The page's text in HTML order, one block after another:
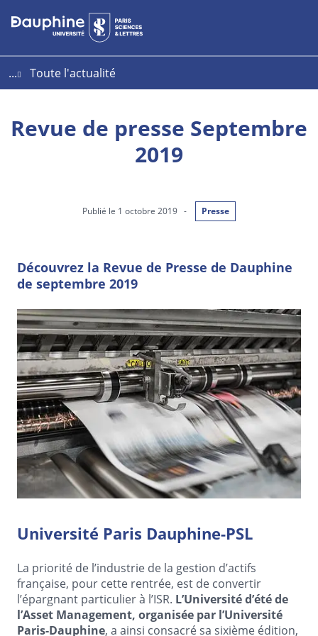
Aller
au
Aller
au
Plan
du
...
Toute l'actualité
Revue de presse Septembre
2019
Publié le 1 octobre 2019 - Presse
Découvrez la Revue de Presse de Dauphine
de septembre 2019
Université Paris Dauphine-PSL
La priorité de l’industrie de la gestion d’actifs
française, pour cette rentrée, est de convertir
l’épargnant particulier à l’ISR. L’Université d’été de
l’Asset Management, organisée par l’Université
Paris-Dauphine, a ainsi consacré sa sixième édition,